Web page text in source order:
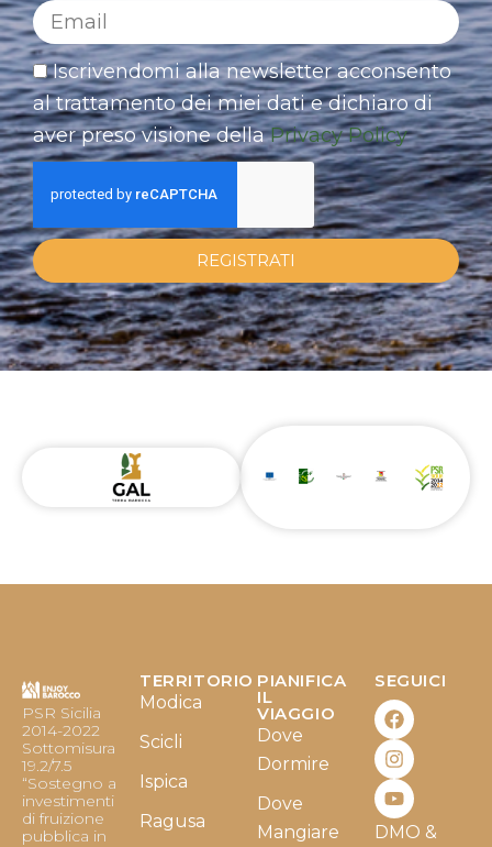
Iscrivendomi alla newsletter acconsento
al trattamento dei miei dati e dichiaro di
aver preso visione dellaPrivacy Policy
REGISTRATI
PSR Sicilia
2014-2022
Sottomisura
19.2/7.5
“Sostegno a
investimenti
di fruizione
pubblica in
TERRITORIO
Modica
Scicli
Ispica
Ragusa
PIANIFICA
IL
VIAGGIO
Dove
Dormire
Dove
Mangiare
SEGUICI
F
a
c
e
b
o
o
k
I
n
s
t
a
g
r
a
Y
o
u
t
u
b
e
DMO &